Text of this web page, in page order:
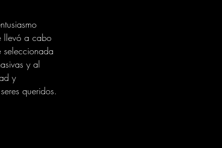
llevó a cabo
seleccionada
y al
y
queridos.